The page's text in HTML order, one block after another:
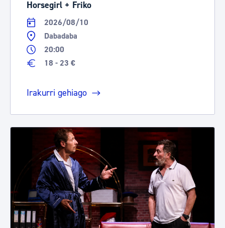
Horsegirl + Friko
2026/08/10
Dabadaba
20:00
18 - 23 €
Irakurri gehiago